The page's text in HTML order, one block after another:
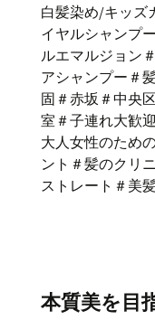
白髪染め/キッズ
イヤルシャンプ
ルエマルジョン
アシャンプー＃
固＃赤坂＃中央
室＃子連れ大歓
大人女性のため
ント＃髪のクリ
ストレート＃美
本質美を目